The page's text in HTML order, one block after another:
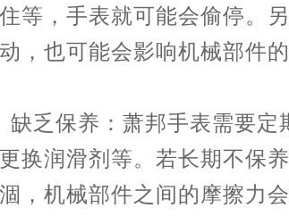
等，手表就可能会偷停。
，也可能会影响机械部件
保养：萧邦手表需要定
换润滑剂等。若长期不保
，机械部件之间的摩擦力